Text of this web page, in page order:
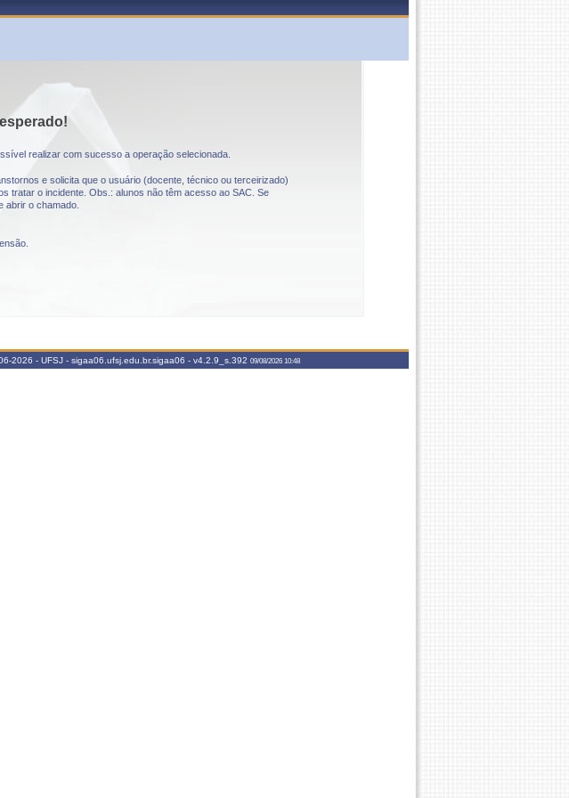
realizar com sucesso a operação selecionada.
e solicita que o usuário (docente, técnico ou terceirizado)
tratar o incidente. Obs.: alunos não têm acesso ao SAC. Se
abrir o chamado.
2026 - UFSJ - sigaa06.ufsj.edu.br.sigaa06 - v4.2.9_s.392 09/08/2026 10:48